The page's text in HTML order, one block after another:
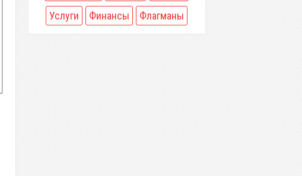
Услуги
Финансы Флагманы